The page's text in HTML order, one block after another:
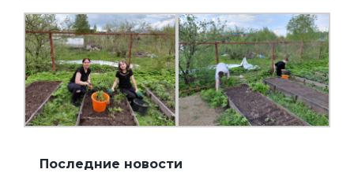
Последние новости